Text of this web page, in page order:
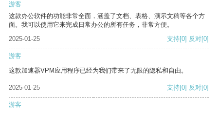
游客
这款办公软件的功能非常全面，涵盖了文档、表格、演示文稿等各个方
面。我可以使用它来完成日常办公的所有任务，非常方便。
2025-01-25
支持[0] 反对[0]
游客
这款加速器VPM应用程序已经为我们带来了无限的隐私和自由。
2025-01-25 支持[0] 反对[0]
游客